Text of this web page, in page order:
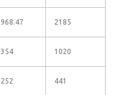
968.47 2185
354 1020
252 441